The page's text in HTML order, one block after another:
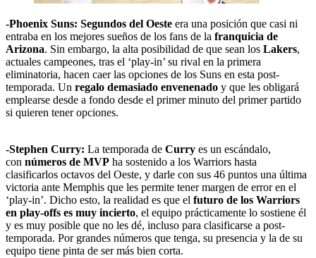
-Phoenix Suns: Segundos del Oeste era una posición que casi ni
entraba en los mejores sueños de los fans de la franquicia de
Arizona. Sin embargo, la alta posibilidad de que sean los Lakers,
actuales campeones, tras el ‘play-in’ su rival en la primera
eliminatoria, hacen caer las opciones de los Suns en esta post-
temporada. Un regalo demasiado envenenado y que les obligará
emplearse desde a fondo desde el primer minuto del primer partido
si quieren tener opciones.
-Stephen Curry: La temporada de Curry es un escándalo,
con números de MVP ha sostenido a los Warriors hasta
clasificarlos octavos del Oeste, y darle con sus 46 puntos una última
victoria ante Memphis que les permite tener margen de error en el
‘play-in’. Dicho esto, la realidad es que el futuro de los Warriors
en play-offs es muy incierto, el equipo prácticamente lo sostiene él
y es muy posible que no les dé, incluso para clasificarse a post-
temporada. Por grandes números que tenga, su presencia y la de su
equipo tiene pinta de ser más bien corta.